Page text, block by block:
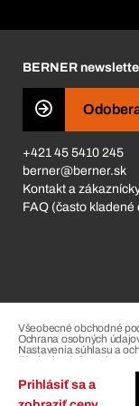
Prihlásiť sa a
Business Conduct
BERNER
+421 45 5410 245
berner@berner.sk
Kontakt a
FAQ (často
Všeobecné obchodné
Ochrana osobných
Nastavenia súhlasu a
Riadenie sťažností